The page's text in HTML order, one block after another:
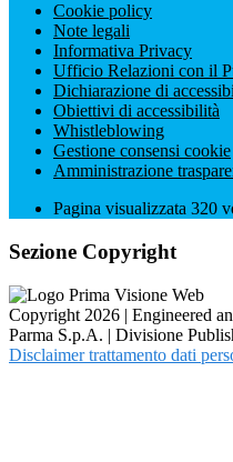
Cookie policy
Note legali
Informativa Privacy
Ufficio Relazioni con il
Dichiarazione di
Obiettivi di accessibilità
Whistleblowing
Gestione consensi cookie
Amministrazione
Pagina visualizzata 320
Sezione Copyright
Copyright 2026 | Engineered
Parma S.p.A. | Divisione
Disclaimer trattamento dati